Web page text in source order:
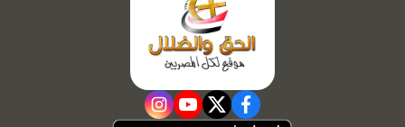
facebook
twitter
youtube
instagram